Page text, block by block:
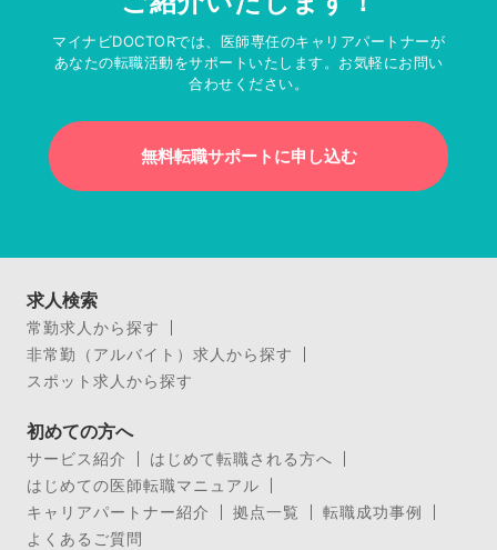
マイナビDOCTORでは、医師専任のキャリアパートナーが
あなたの転職活動をサポートいたします。お気軽にお問い
合わせください。
無料転職サポートに申し込む
求人検索
常勤求人から探す
非常勤（アルバイト）求人から探す
スポット求人から探す
初めての方へ
サービス紹介
はじめて転職される方へ
はじめての医師転職マニュアル
キャリアパートナー紹介
拠点一覧
転職成功事例
よくあるご質問